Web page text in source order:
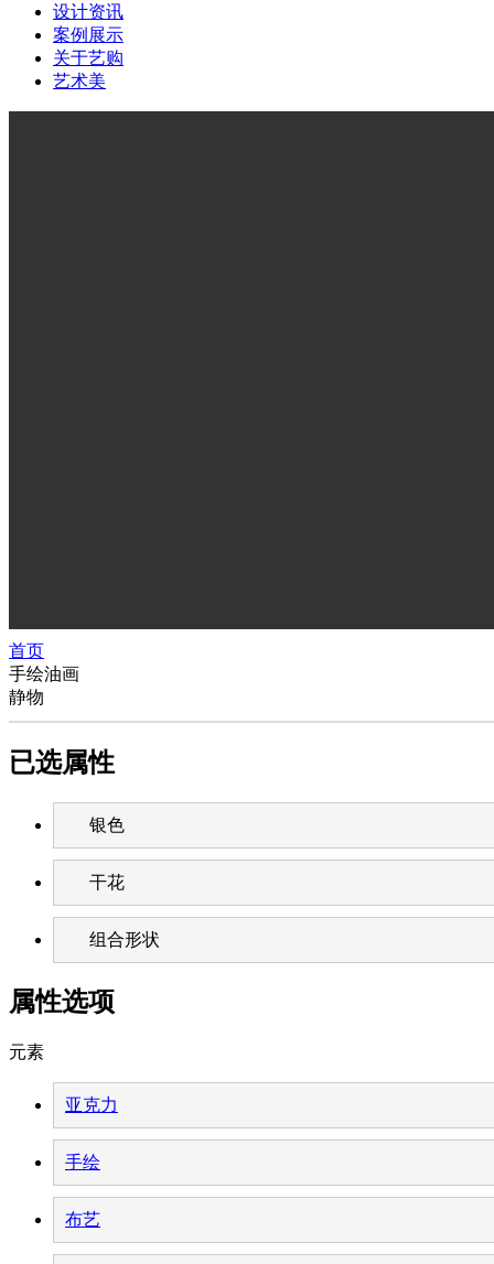
设计资讯
案例展示
关于艺购
艺术美
首页
手绘油画
静物
已选属性
银色
干花
组合形状
属性选项
元素
亚克力
手绘
布艺